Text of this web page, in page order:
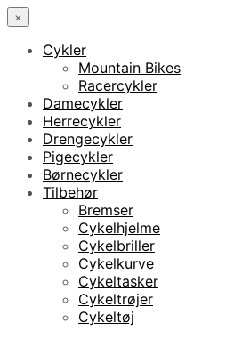
×
Cykler
Mountain Bikes
Racercykler
Damecykler
Herrecykler
Drengecykler
Pigecykler
Børnecykler
Tilbehør
Bremser
Cykelhjelme
Cykelbriller
Cykelkurve
Cykeltasker
Cykeltrøjer
Cykeltøj